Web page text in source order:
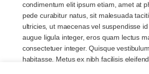
condimentum elit ipsum etiam, amet at
pede curabitur natus, sit malesuada
ultricies, ut maecenas vel suspendisse
augue ligula integer, eros quam lectus
consectetuer integer. Quisque
habitasse. Metus ex nibh facilisis